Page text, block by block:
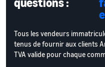
Tous les vendeurs
tenus de fournir aux clients
TVA valide pour chaque